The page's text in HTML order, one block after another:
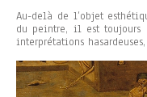
Au-delà de l’objet
du peintre, il est toujours
interprétations